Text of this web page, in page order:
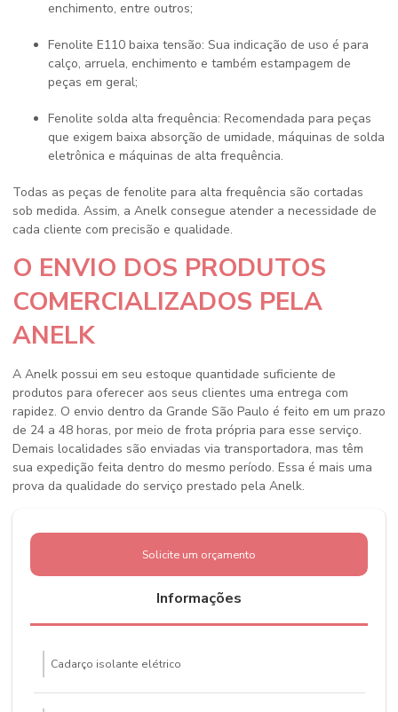
enchimento, entre outros;
Fenolite E110 baixa tensão: Sua indicação de uso é para
calço, arruela, enchimento e também estampagem de
peças em geral;
Fenolite solda alta frequência: Recomendada para peças
que exigem baixa absorção de umidade, máquinas de solda
eletrônica e máquinas de alta frequência.
Todas as peças de fenolite para alta frequência são cortadas
sob medida. Assim, a Anelk consegue atender a necessidade de
cada cliente com precisão e qualidade.
O ENVIO DOS PRODUTOS
COMERCIALIZADOS PELA
ANELK
A Anelk possui em seu estoque quantidade suficiente de
produtos para oferecer aos seus clientes uma entrega com
rapidez. O envio dentro da Grande São Paulo é feito em um prazo
de 24 a 48 horas, por meio de frota própria para esse serviço.
Demais localidades são enviadas via transportadora, mas têm
sua expedição feita dentro do mesmo período. Essa é mais uma
prova da qualidade do serviço prestado pela Anelk.
Solicite um orçamento
Informações
Cadarço isolante elétrico